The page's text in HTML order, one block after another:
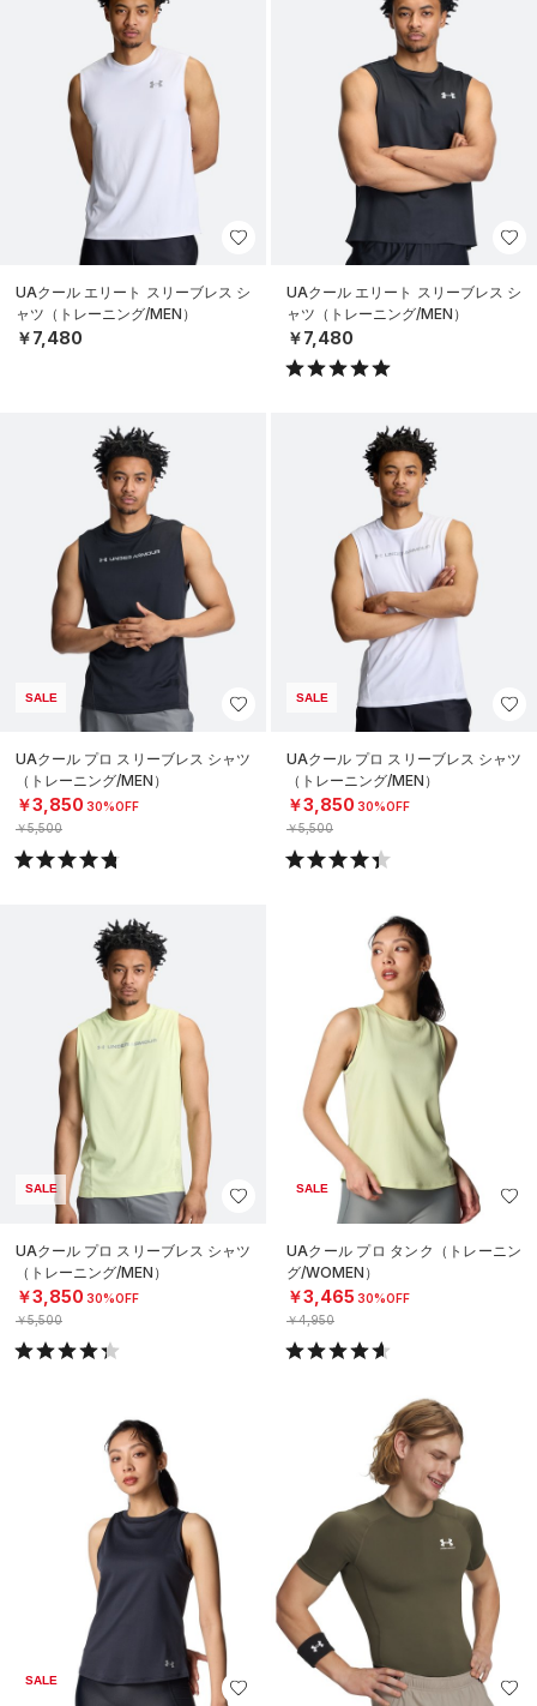
UAクール エリート スリーブレス シ
ャツ（トレーニング/MEN）
￥7,480
UAクール エリート スリーブレス シ
ャツ（トレーニング/MEN）
￥7,480
SALE
UAクール プロ スリーブレス シャツ
（トレーニング/MEN）
￥3,850 30%OFF
￥5,500
SALE
UAクール プロ スリーブレス シャツ
（トレーニング/MEN）
￥3,850 30%OFF
￥5,500
SALE
UAクール プロ スリーブレス シャツ
（トレーニング/MEN）
￥3,850 30%OFF
￥5,500
SALE
UAクール プロ タンク（トレーニン
グ/WOMEN）
￥3,465 30%OFF
￥4,950
SALE